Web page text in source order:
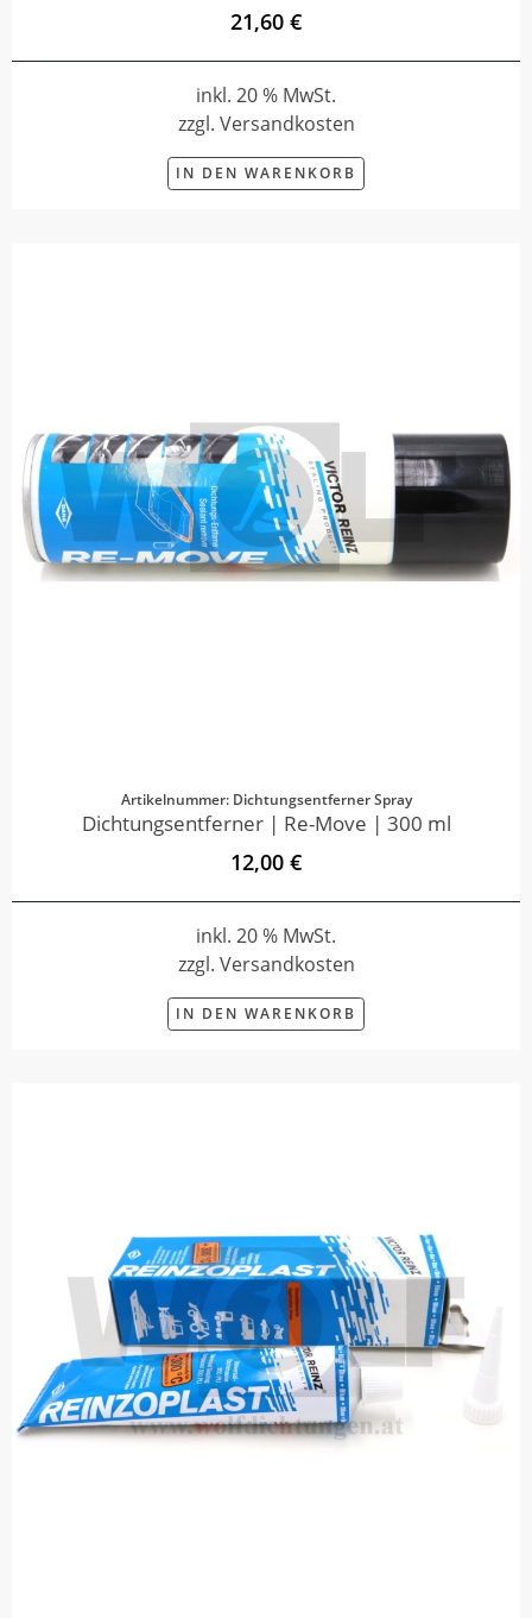
21,60 €
inkl. 20 % MwSt.
zzgl. Versandkosten
IN DEN WARENKORB
Artikelnummer: Dichtungsentferner Spray
Dichtungsentferner | Re-Move | 300 ml
12,00 €
inkl. 20 % MwSt.
zzgl. Versandkosten
IN DEN WARENKORB